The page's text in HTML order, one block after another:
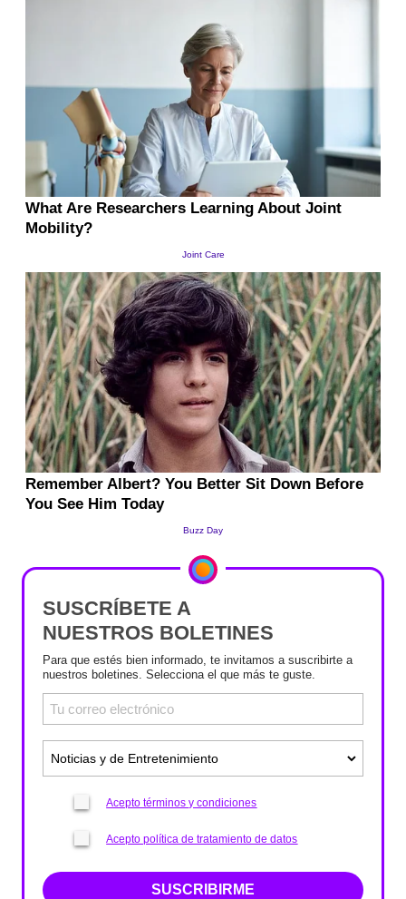
SUSCRÍBETE A
NUESTROS BOLETINES
Para que estés bien informado, te invitamos a suscribirte a
nuestros boletines. Selecciona el que más te guste.
Acepto términos y condiciones
Acepto política de tratamiento de datos
SUSCRIBIRME